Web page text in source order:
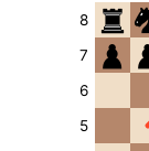
8
7
6
5